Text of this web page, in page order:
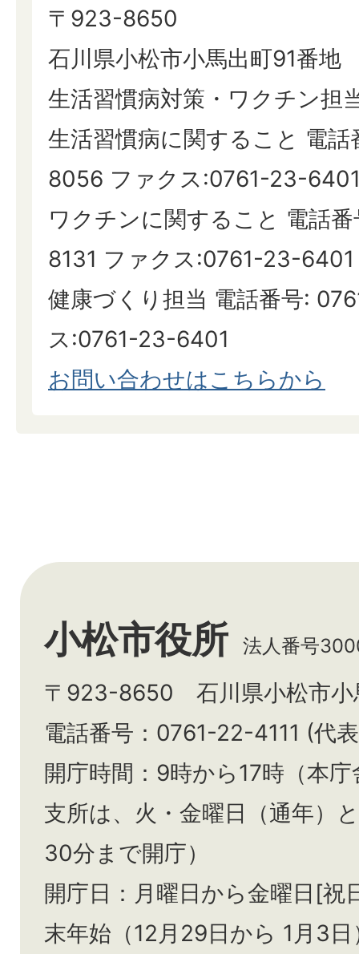
〒923-8650
石川県小松市小馬出町91番地
生活習慣病対策・ワクチン担
生活習慣病に関すること 電
8056 ファクス:0761-23-
ワクチンに関すること 電話
8131 ファクス:0761-23-6401
健康づくり担当 電話番号:
ス:0761-23-6401
お問い合わせはこちらから
小松市役所 法人番号
〒923-8650 石川県小松市小
電話番号：0761-22-4111 (代
開庁時間：9時から17時（本
支所は、火・金曜日（通年）と
30分まで開庁）
開庁日：月曜日から金曜日[祝
末年始（12月29日から 1月3